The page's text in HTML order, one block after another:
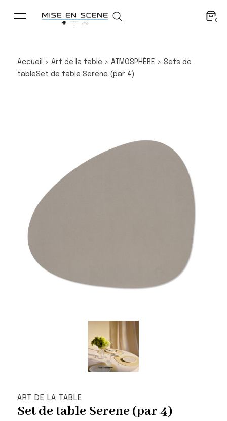
0
Accueil > Art de la table > ATMOSPHÈRE > Sets de
tableSet de table Serene (par 4)
ART DE LA TABLE
Set de table Serene (par 4)